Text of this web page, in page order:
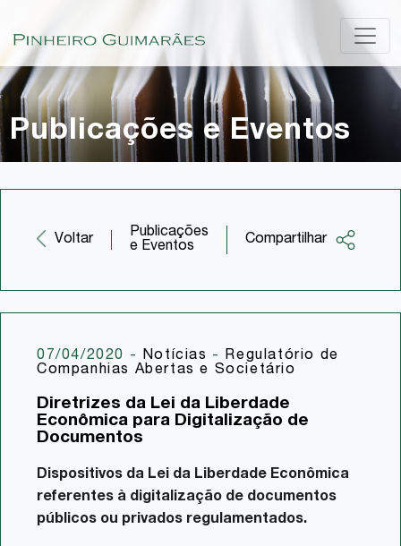
Publicações e Eventos
Voltar
Publicações
e Eventos
Compartilhar
Twitter
Email
Share
07/04/2020 - Notícias - Regulatório de
Companhias Abertas e Societário
Diretrizes da Lei da Liberdade
Econômica para Digitalização de
Documentos
Dispositivos da Lei da Liberdade Econômica
referentes à digitalização de documentos
públicos ou privados regulamentados.